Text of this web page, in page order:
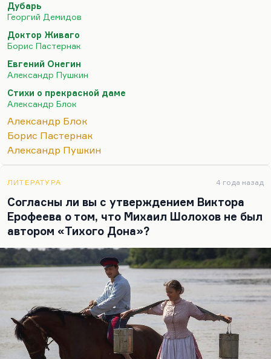
страшно деградирует. Ну, примеры гибнущих
детей можно найти в «Хождении по мукам», в
«Цементе», в том же «Тихом Доне», где умирает
дочь Григория и Аксиньи. Собственно, заложен
этот архетип ещё в истории Катюши Масловой,
когда вот эта революция, символизируемая
адюльтером, приводит к появлению либо
мёртвого, либо нежизнеспособного ребёнка. И
обратите внимание, что и общество,
образовавшееся в…
Дубарь
Георгий Демидов
Доктор Живаго
Борис Пастернак
Евгений Онегин
Александр Пушкин
Стихи о прекрасной даме
Александр Блок
Александр Блок
Борис Пастернак
Александр Пушкин
ЛИТЕРАТУРА 4 года назад
Согласны ли вы с утверждением Виктора
Ерофеева о том, что Михаил Шолохов не был
автором «Тихого Дона»?